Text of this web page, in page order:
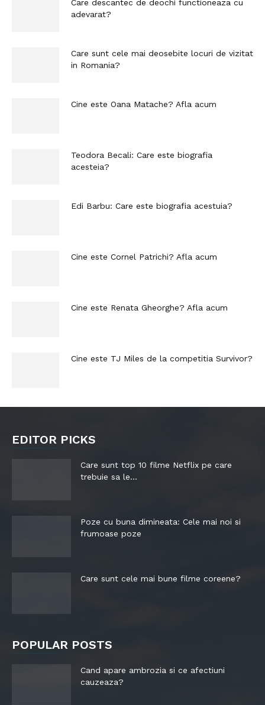
Care descantec de deochi functioneaza cu
adevarat?
Care sunt cele mai deosebite locuri de vizitat
in Romania?
Cine este Oana Matache? Afla acum
Teodora Becali: Care este biografia
acesteia?
Edi Barbu: Care este biografia acestuia?
Cine este Cornel Patrichi? Afla acum
Cine este Renata Gheorghe? Afla acum
Cine este TJ Miles de la competitia Survivor?
EDITOR PICKS
Care sunt top 10 filme Netflix pe care
trebuie sa le...
Poze cu buna dimineata: Cele mai noi si
frumoase poze
Care sunt cele mai bune filme coreene?
POPULAR POSTS
Cand apare ambrozia si ce afectiuni
cauzeaza?